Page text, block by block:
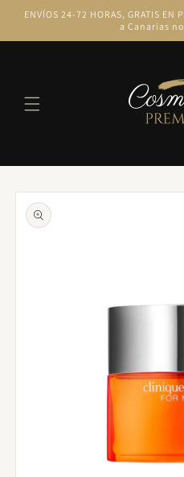
directamente
ENVÍOS 24-72 HORAS, GRATIS EN
a Canarias
directamente
a la
información